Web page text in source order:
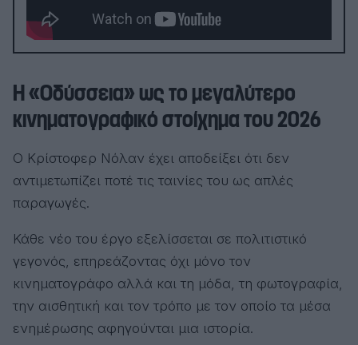
Η «Οδύσσεια» ως το μεγαλύτερο
κινηματογραφικό στοίχημα του 2026
Ο Κρίστοφερ Νόλαν έχει αποδείξει ότι δεν
αντιμετωπίζει ποτέ τις ταινίες του ως απλές
παραγωγές.
Κάθε νέο του έργο εξελίσσεται σε πολιτιστικό
γεγονός, επηρεάζοντας όχι μόνο τον
κινηματογράφο αλλά και τη μόδα, τη φωτογραφία,
την αισθητική και τον τρόπο με τον οποίο τα μέσα
ενημέρωσης αφηγούνται μια ιστορία.